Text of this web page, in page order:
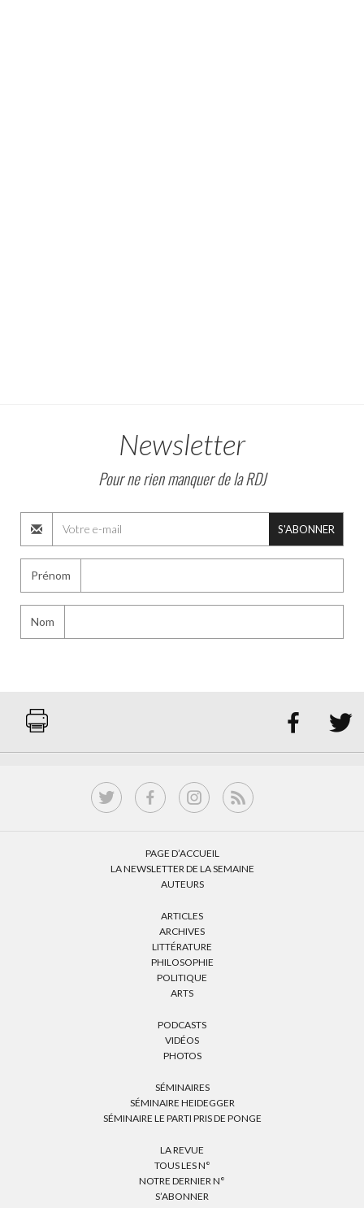
Newsletter
Pour ne rien manquer de la RDJ
S'ABONNER
Prénom
Nom
 
PAGE D’ACCUEIL
LA NEWSLETTER DE LA SEMAINE
AUTEURS
ARTICLES
ARCHIVES
LITTÉRATURE
PHILOSOPHIE
POLITIQUE
ARTS
PODCASTS
VIDÉOS
PHOTOS
SÉMINAIRES
SÉMINAIRE HEIDEGGER
SÉMINAIRE LE PARTI PRIS DE PONGE
LA REVUE
TOUS LES N°
NOTRE DERNIER N°
S’ABONNER